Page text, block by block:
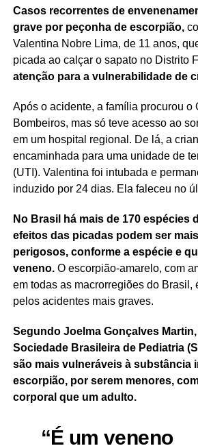
Casos recorrentes de
grave por peçonha de escorpião,
Valentina Nobre Lima, de 11 anos,
picada ao calçar o sapato no Distrito
atenção para a vulnerabilidade de
Após o acidente, a família procurou o
Bombeiros, mas só teve acesso ao
em um hospital regional. De lá, a
encaminhada para uma unidade de
(UTI). Valentina foi intubada e
induzido por 24 dias. Ela faleceu no
No Brasil há mais de 170 espécies
efeitos das picadas podem ser
perigosos, conforme a espécie e
veneno.O escorpião-amarelo, com
em todas as macrorregiões do Brasil,
pelos acidentes mais graves.
Segundo Joelma Gonçalves
Sociedade Brasileira de Pediatria
são mais vulneráveis à substância
escorpião, por serem menores,
corporal que um adulto.
“É um veneno